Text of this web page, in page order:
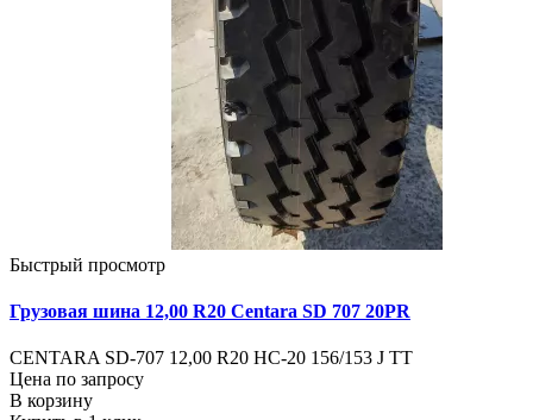
Быстрый просмотр
Грузовая шина 12,00 R20 Centara SD 707 20PR
CENTARA SD-707 12,00 R20 HC-20 156/153 J TT
Цена по запросу
В корзину